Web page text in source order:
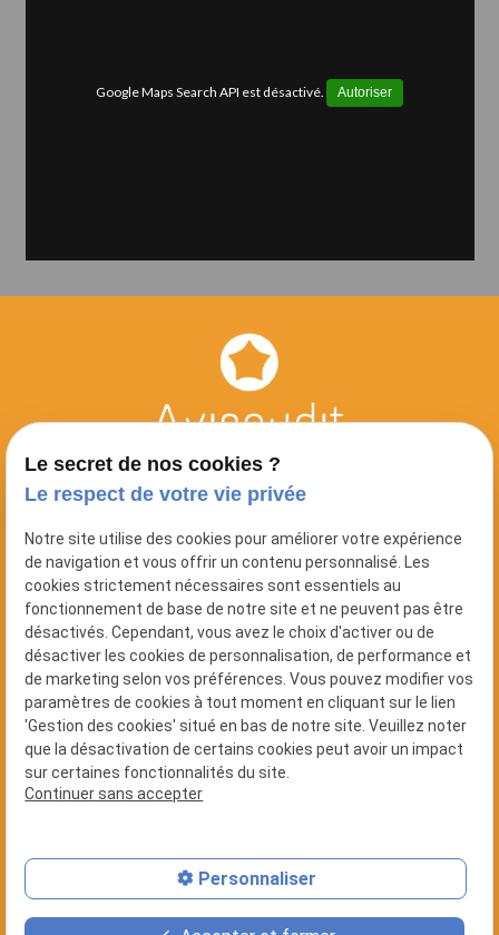
Google Maps Search API est désactivé. Autoriser
NOUS RETROUVER
10 Rue Alfred Nobel
44700 ORVAULT
NOUS CONTACTER
02 78 77 14 59
NUMÉRO SIRET
53309049400030
LIENS UTILES
Mentions légales
Politique de confidentialité
Gestion des cookies
Le secret de nos cookies ?
Le respect de votre vie privée
Notre site utilise des cookies pour améliorer votre expérience
de navigation et vous offrir un contenu personnalisé. Les
cookies strictement nécessaires sont essentiels au
fonctionnement de base de notre site et ne peuvent pas être
désactivés. Cependant, vous avez le choix d'activer ou de
désactiver les cookies de personnalisation, de performance et
de marketing selon vos préférences. Vous pouvez modifier vos
paramètres de cookies à tout moment en cliquant sur le lien
'Gestion des cookies' situé en bas de notre site. Veuillez noter
que la désactivation de certains cookies peut avoir un impact
sur certaines fonctionnalités du site.
Continuer sans accepter
Personnaliser